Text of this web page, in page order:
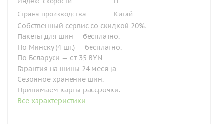
Страна производства
Китай
Собственный сервис со скидкой 20%.
Пакеты для шин — бесплатно.
По Минску (4 шт.) — бесплатно.
По Беларуси — от 35 BYN
Гарантия на шины 24 месяца
Сезонное хранение шин.
Принимаем карты рассрочки.
Все характеристики